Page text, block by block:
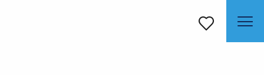
Voir les favoris